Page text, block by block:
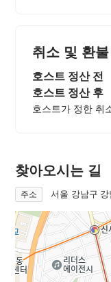
취소 및 환
호스트 정산 전
호스트 정산 후
호스트가 정한 취
찾아오시는 길
주소 서울 강남구